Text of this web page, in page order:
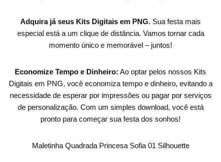
Adquira já seus Kits Digitais em PNG. Sua festa mais
especial está a um clique de distância. Vamos tornar cada
momento único e memorável – juntos!
Economize Tempo e Dinheiro: Ao optar pelos nossos Kits
Digitais em PNG, você economiza tempo e dinheiro, evitando a
necessidade de esperar por impressões ou pagar por serviços
de personalização. Com um simples download, você está
pronto para começar sua festa dos sonhos!
Maletinha Quadrada Princesa Sofia 01 Silhouette